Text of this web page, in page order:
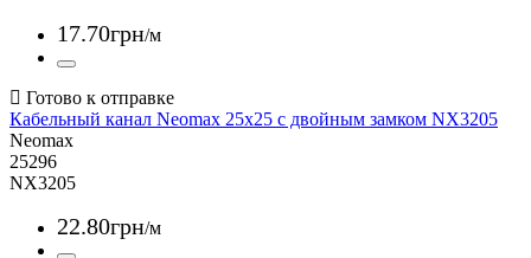
17.70грн/м
Кабельный канал Neomax 25x25 с двойным замком NX3205
Neomax
25296
NX3205
22.80грн/м